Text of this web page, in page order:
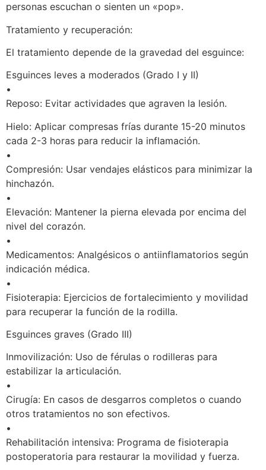
personas escuchan o sienten un «pop».
Tratamiento y recuperación:
El tratamiento depende de la gravedad del esguince:
Esguinces leves a moderados (Grado I y II)
•
Reposo: Evitar actividades que agraven la lesión.
Hielo: Aplicar compresas frías durante 15-20 minutos
cada 2-3 horas para reducir la inflamación.
•
Compresión: Usar vendajes elásticos para minimizar la
hinchazón.
•
Elevación: Mantener la pierna elevada por encima del
nivel del corazón.
•
Medicamentos: Analgésicos o antiinflamatorios según
indicación médica.
•
Fisioterapia: Ejercicios de fortalecimiento y movilidad
para recuperar la función de la rodilla.
Esguinces graves (Grado III)
Inmovilización: Uso de férulas o rodilleras para
estabilizar la articulación.
•
Cirugía: En casos de desgarros completos o cuando
otros tratamientos no son efectivos.
•
Rehabilitación intensiva: Programa de fisioterapia
postoperatoria para restaurar la movilidad y fuerza.